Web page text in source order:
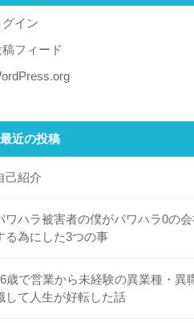
グイン
稿フィード
最近の投稿
己紹介
ワハラ被害者の僕がパワハラ0の
る為にした3つの事
歳で営業から未経験の異業種・異
して人生が好転した話